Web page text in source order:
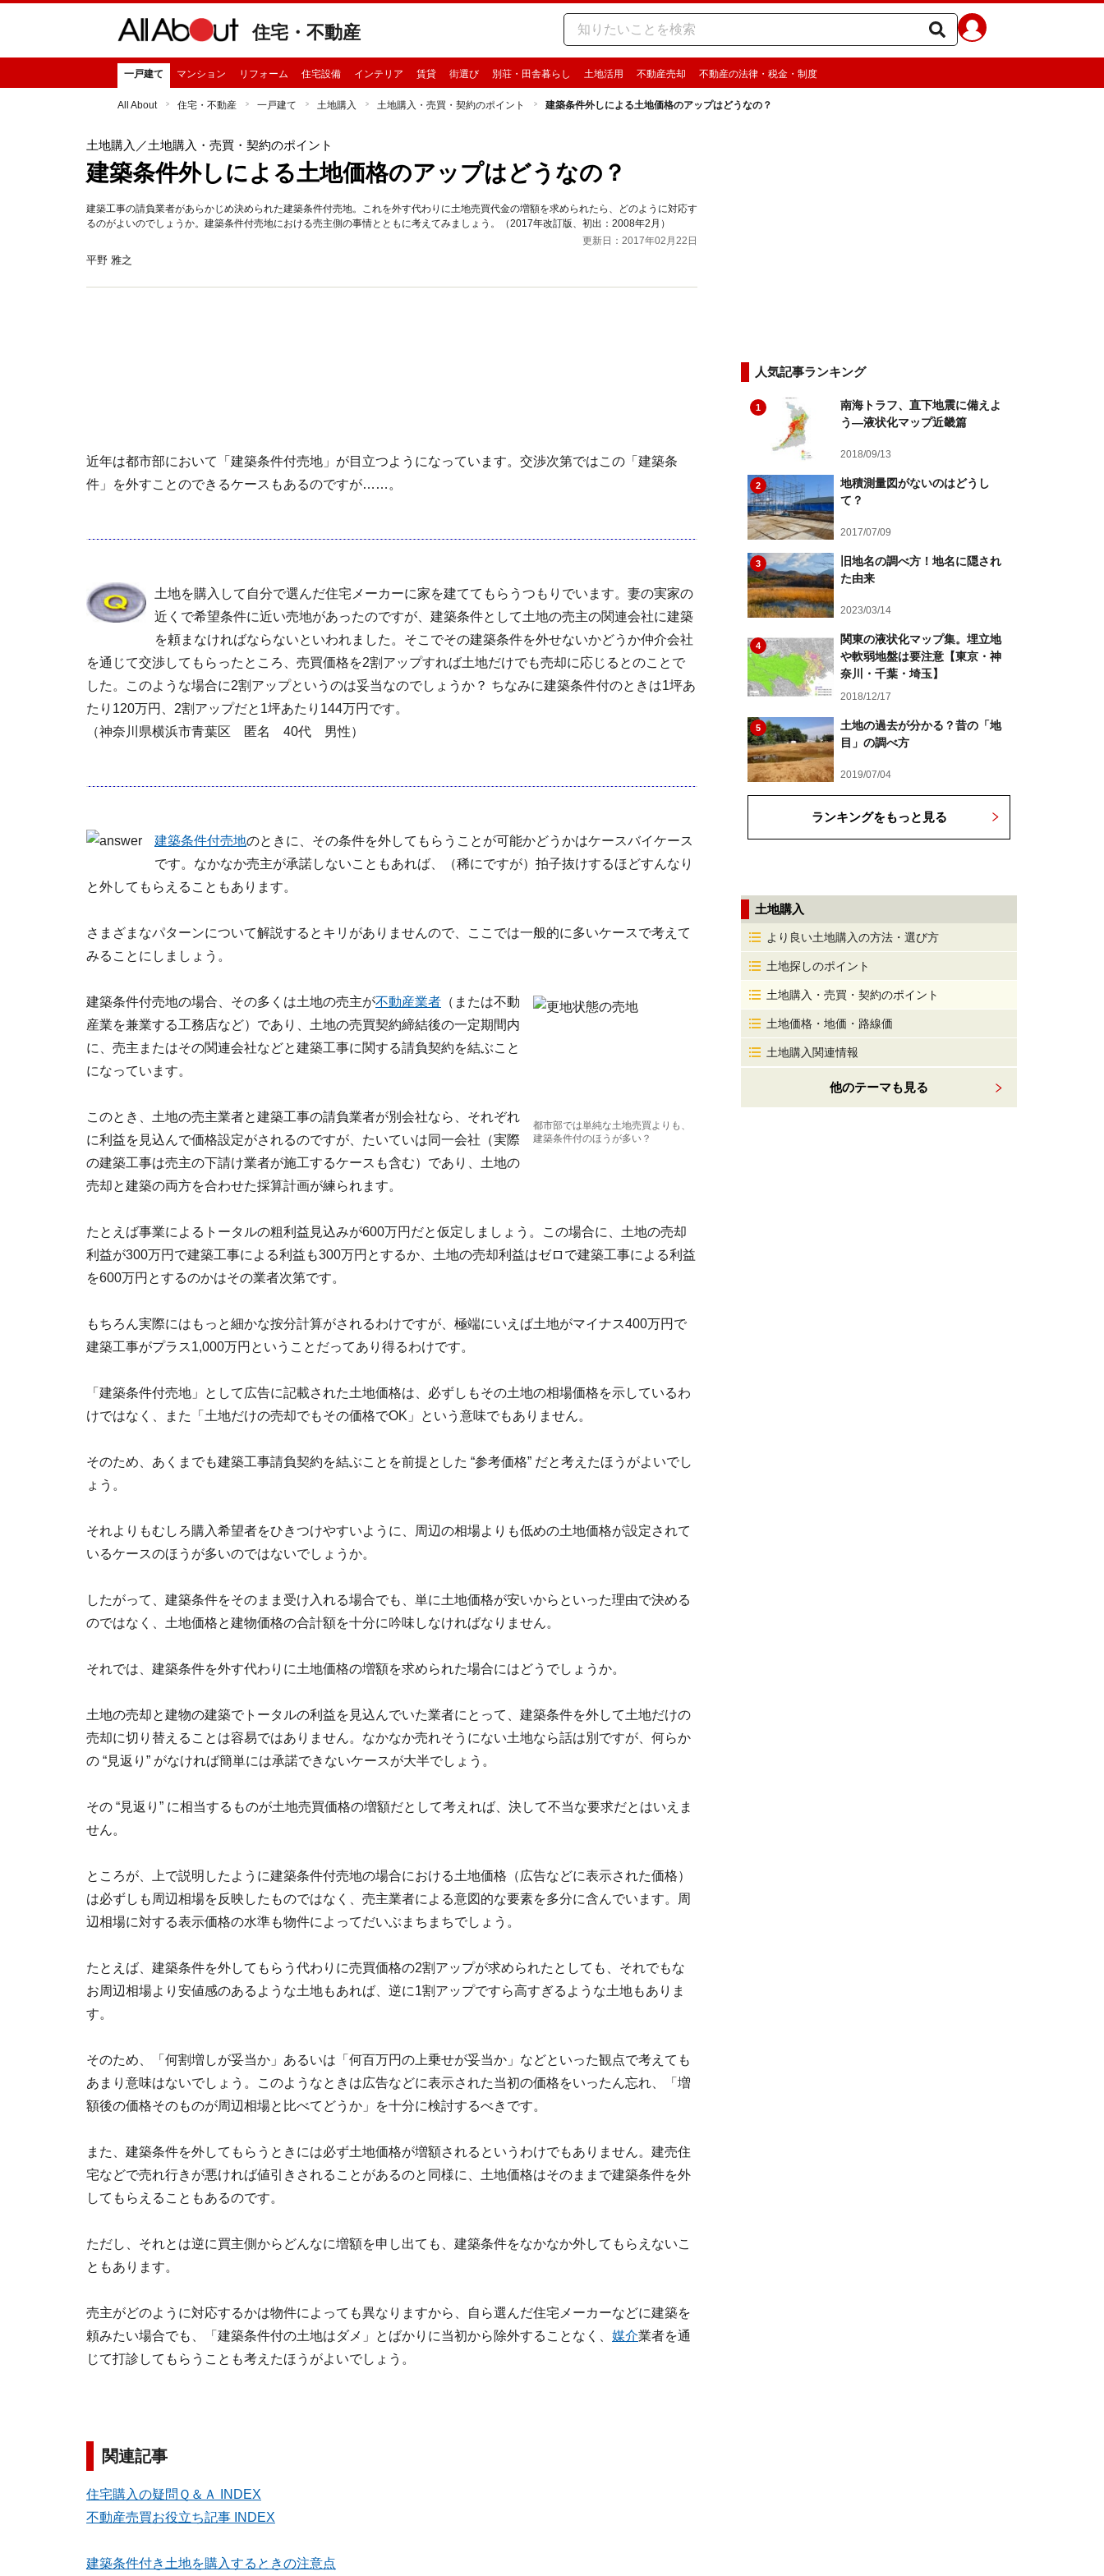
住宅・不動産
一戸建て マンション リフォーム 住宅設備 インテリア 賃貸 街選び 別荘・田舎暮らし 土地活用 不動産売却 不動産の法律・税金・制度
All About 住宅・不動産 一戸建て 土地購入 土地購入・売買・契約のポイント 建築条件外しによる土地価格のアップはどうなの？
土地購入 ／土地購入・売買・契約のポイント
建築条件外しによる土地価格のアップはどうなの？
建築工事の請負業者があらかじめ決められた建築条件付売地。これを外す代わりに土地売買代金の増額を求められたら、どのように対応す
るのがよいのでしょうか。建築条件付売地における売主側の事情とともに考えてみましょう。（2017年改訂版、初出：2008年2月）
更新日：2017年02月22日
平野 雅之
近年は都市部において「建築条件付売地」が目立つようになっています。交渉次第ではこの「建築条
件」を外すことのできるケースもあるのですが……。
土地を購入して自分で選んだ住宅メーカーに家を建ててもらうつもりでいます。妻の実家の
近くで希望条件に近い売地があったのですが、建築条件として土地の売主の関連会社に建築
を頼まなければならないといわれました。そこでその建築条件を外せないかどうか仲介会社
を通じて交渉してもらったところ、売買価格を2割アップすれば土地だけでも売却に応じるとのことで
した。このような場合に2割アップというのは妥当なのでしょうか？ ちなみに建築条件付のときは1坪あ
たり120万円、2割アップだと1坪あたり144万円です。
（神奈川県横浜市青葉区 匿名 40代 男性）
建築条件付売地のときに、その条件を外してもらうことが可能かどうかはケースバイケース
です。なかなか売主が承諾しないこともあれば、（稀にですが）拍子抜けするほどすんなり
と外してもらえることもあります。
さまざまなパターンについて解説するとキリがありませんので、ここでは一般的に多いケースで考えて
みることにしましょう。
都市部では単純な土地売買よりも、
建築条件付のほうが多い？
建築条件付売地の場合、その多くは土地の売主が不動産業者 （または不動
産業を兼業する工務店など）であり、土地の売買契約締結後の一定期間内
に、売主またはその関連会社などと建築工事に関する請負契約を結ぶこと
になっています。
このとき、土地の売主業者と建築工事の請負業者が別会社なら、それぞれ
に利益を見込んで価格設定がされるのですが、たいていは同一会社（実際
の建築工事は売主の下請け業者が施工するケースも含む）であり、土地の
売却と建築の両方を合わせた採算計画が練られます。
たとえば事業によるトータルの粗利益見込みが600万円だと仮定しましょう。この場合に、土地の売却
利益が300万円で建築工事による利益も300万円とするか、土地の売却利益はゼロで建築工事による利益
を600万円とするのかはその業者次第です。
もちろん実際にはもっと細かな按分計算がされるわけですが、極端にいえば土地がマイナス400万円で
建築工事がプラス1,000万円ということだってあり得るわけです。
「建築条件付売地」として広告に記載された土地価格は、必ずしもその土地の相場価格を示しているわ
けではなく、また「土地だけの売却でもその価格でOK」という意味でもありません。
そのため、あくまでも建築工事請負契約を結ぶことを前提とした “参考価格” だと考えたほうがよいでし
ょう。
それよりもむしろ購入希望者をひきつけやすいように、周辺の相場よりも低めの土地価格が設定されて
いるケースのほうが多いのではないでしょうか。
したがって、建築条件をそのまま受け入れる場合でも、単に土地価格が安いからといった理由で決める
のではなく、土地価格と建物価格の合計額を十分に吟味しなければなりません。
それでは、建築条件を外す代わりに土地価格の増額を求められた場合にはどうでしょうか。
土地の売却と建物の建築でトータルの利益を見込んでいた業者にとって、建築条件を外して土地だけの
売却に切り替えることは容易ではありません。なかなか売れそうにない土地なら話は別ですが、何らか
の “見返り” がなければ簡単には承諾できないケースが大半でしょう。
その “見返り” に相当するものが土地売買価格の増額だとして考えれば、決して不当な要求だとはいえま
せん。
ところが、上で説明したように建築条件付売地の場合における土地価格（広告などに表示された価格）
は必ずしも周辺相場を反映したものではなく、売主業者による意図的な要素を多分に含んでいます。周
辺相場に対する表示価格の水準も物件によってだいぶまちまちでしょう。
たとえば、建築条件を外してもらう代わりに売買価格の2割アップが求められたとしても、それでもな
お周辺相場より安値感のあるような土地もあれば、逆に1割アップですら高すぎるような土地もありま
す。
そのため、「何割増しが妥当か」あるいは「何百万円の上乗せが妥当か」などといった観点で考えても
あまり意味はないでしょう。このようなときは広告などに表示された当初の価格をいったん忘れ、「増
額後の価格そのものが周辺相場と比べてどうか」を十分に検討するべきです。
また、建築条件を外してもらうときには必ず土地価格が増額されるというわけでもありません。建売住
宅などで売れ行きが悪ければ値引きされることがあるのと同様に、土地価格はそのままで建築条件を外
してもらえることもあるのです。
ただし、それとは逆に買主側からどんなに増額を申し出ても、建築条件をなかなか外してもらえないこ
ともあります。
売主がどのように対応するかは物件によっても異なりますから、自ら選んだ住宅メーカーなどに建築を
頼みたい場合でも、「建築条件付の土地はダメ」とばかりに当初から除外することなく、 媒介業者を通
じて打診してもらうことも考えたほうがよいでしょう。
関連記事
住宅購入の疑問Ｑ＆Ａ INDEX
不動産売買お役立ち記事 INDEX
建築条件付き土地を購入するときの注意点
人気記事ランキング
1
南海トラフ、直下地震に備えよ
う―液状化マップ近畿篇
2018/09/13
2
地積測量図がないのはどうし
て？
2017/07/09
3
旧地名の調べ方！地名に隠され
た由来
2023/03/14
4
関東の液状化マップ集。埋立地
や軟弱地盤は要注意【東京・神
奈川・千葉・埼玉】
2018/12/17
5
土地の過去が分かる？昔の「地
目」の調べ方
2019/07/04
ランキングをもっと見る
土地購入
より良い土地購入の方法・選び方
土地探しのポイント
土地購入・売買・契約のポイント
土地価格・地価・路線価
土地購入関連情報
他のテーマも見る